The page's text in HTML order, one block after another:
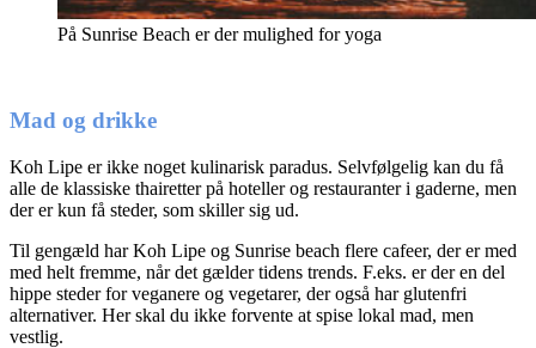
På Sunrise Beach er der mulighed for yoga
Mad og drikke
Koh Lipe er ikke noget kulinarisk paradus. Selvfølgelig kan du få
alle de klassiske thairetter på hoteller og restauranter i gaderne, men
der er kun få steder, som skiller sig ud.
Til gengæld har Koh Lipe og Sunrise beach flere cafeer, der er med
med helt fremme, når det gælder tidens trends. F.eks. er der en del
hippe steder for veganere og vegetarer, der også har glutenfri
alternativer. Her skal du ikke forvente at spise lokal mad, men
vestlig.